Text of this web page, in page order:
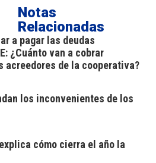
Notas
Relacionadas
a pagar las deudas
¿Cuánto van a cobrar
acreedores de la cooperativa?
los inconvenientes de los
cómo cierra el año la